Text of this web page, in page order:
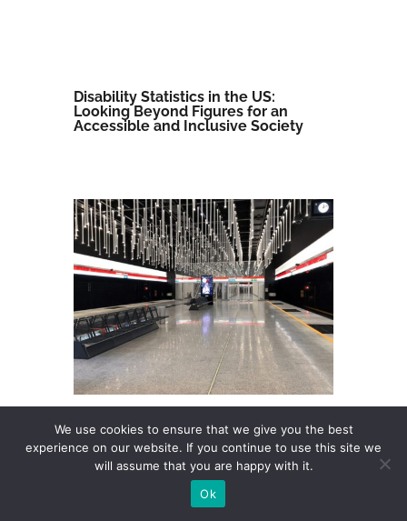
Disability Statistics in the US:
Looking Beyond Figures for an
Accessible and Inclusive Society
We use cookies to ensure that we give you the best
experience on our website. If you continue to use this site we
will assume that you are happy with it.
Ok